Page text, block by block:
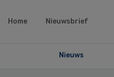
Home Nieuwsbrief
Nieuws